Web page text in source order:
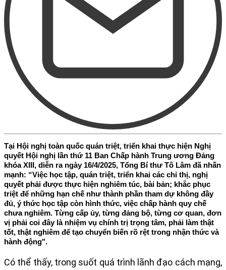
Tại Hội nghị toàn quốc quán triệt, triển khai thực hiện Nghị
quyết Hội nghị lần thứ 11 Ban Chấp hành Trung ương Đảng
khóa XIII, diễn ra ngày 16/4/2025, Tổng Bí thư Tô Lâm đã nhấn
mạnh: “Việc học tập, quán triệt, triển khai các chỉ thị, nghị
quyết phải được thực hiện nghiêm túc, bài bản; khắc phục
triệt để những hạn chế như thành phần tham dự không đầy
đủ, ý thức học tập còn hình thức, việc chấp hành quy chế
chưa nghiêm. Từng cấp ủy, từng đảng bộ, từng cơ quan, đơn
vị phải coi đây là nhiệm vụ chính trị trọng tâm, phải làm thật
tốt, thật nghiêm để tạo chuyển biến rõ rệt trong nhận thức và
hành động".
Có thể thấy, trong suốt quá trình lãnh đạo cách mạng,